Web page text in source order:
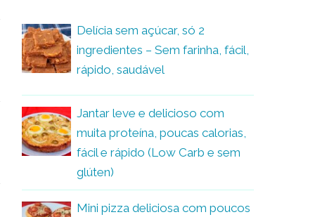
Delícia sem açúcar, só 2
ingredientes – Sem farinha, fácil,
rápido, saudável
Jantar leve e delicioso com
muita proteína, poucas calorias,
fácil e rápido (Low Carb e sem
glúten)
Mini pizza deliciosa com poucos